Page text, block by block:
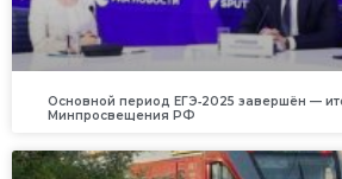
Основной период ЕГЭ‑2025 завершён —
Минпросвещения РФ